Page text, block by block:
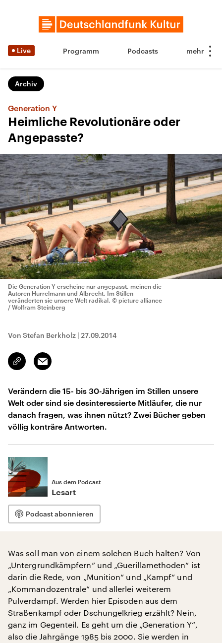
Live Programm Podcasts
Archiv
Generation Y
Heimliche Revolutionäre oder
Angepasste?
Die Generation Y erscheine nur angepasst, meinen die
Autoren Hurrelmann und Albrecht. Im Stillen
veränderten sie unsere Welt radikal. © picture alliance
/ Wolfram Steinberg
Von Stefan Berkholz | 27.09.2014
Link
kopieren/teilen
Email
Verändern die 15- bis 30-Jährigen im Stillen unsere
Welt oder sind sie desinteressierte Mitläufer, die nur
danach fragen, was ihnen nützt? Zwei Bücher geben
völlig konträre Antworten.
Aus dem Podcast
Lesart
Podcast abonnieren
Was soll man von einem solchen Buch halten? Von
„Untergrundkämpfern“ und „Guerillamethoden“ ist
darin die Rede, von „Munition“ und „Kampf“ und
„Kommandozentrale“ und allerlei weiterem
Pulverdampf. Werden hier Episoden aus dem
Straßenkampf oder Dschungelkrieg erzählt? Nein,
ganz im Gegenteil. Es geht um die „Generation Y“,
also die Jahrgänge 1985 bis 2000. Sie werden in